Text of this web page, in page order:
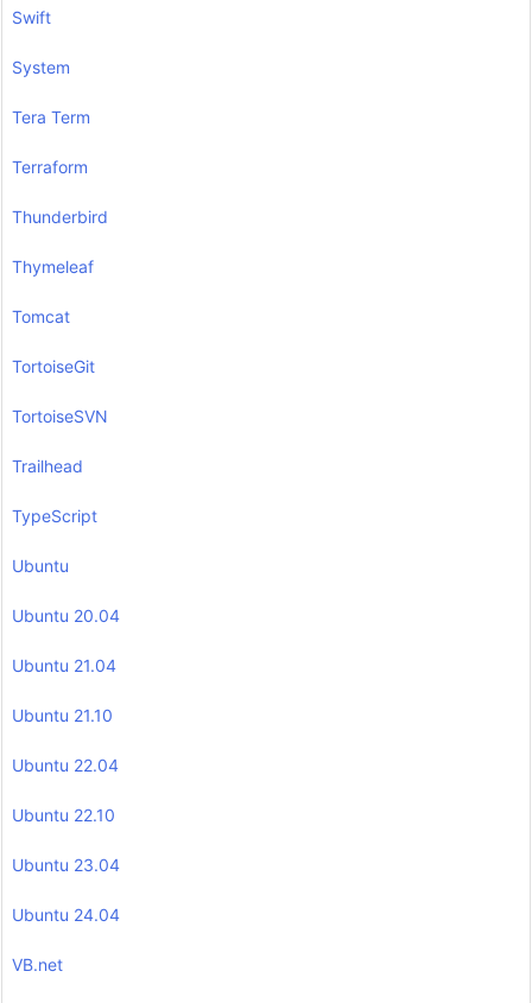
Swift
System
Tera Term
Terraform
Thunderbird
Thymeleaf
Tomcat
TortoiseGit
TortoiseSVN
Trailhead
TypeScript
Ubuntu
Ubuntu 20.04
Ubuntu 21.04
Ubuntu 21.10
Ubuntu 22.04
Ubuntu 22.10
Ubuntu 23.04
Ubuntu 24.04
VB.net